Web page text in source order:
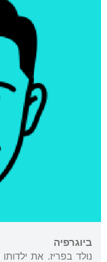
ביוגרפיה
נולד בפריז. את